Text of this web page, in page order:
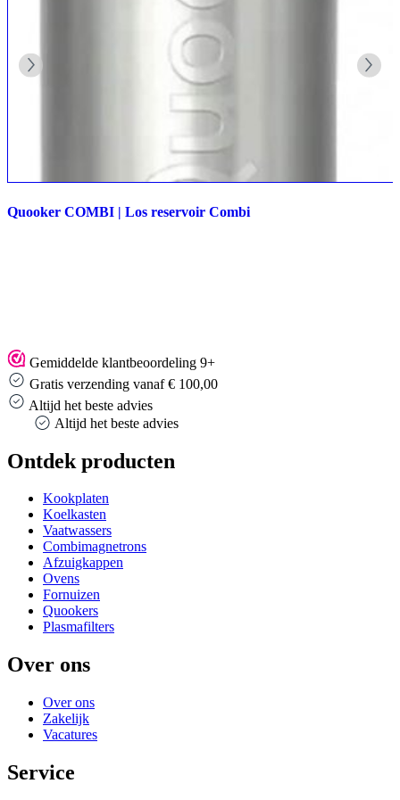
Quooker COMBI | Los reservoir Combi
Gemiddelde klantbeoordeling 9+
Gratis verzending vanaf € 100,00
Altijd het beste advies
Altijd het beste advies
Ontdek producten
Kookplaten
Koelkasten
Vaatwassers
Combimagnetrons
Afzuigkappen
Ovens
Fornuizen
Quookers
Plasmafilters
Over ons
Over ons
Zakelijk
Vacatures
Service